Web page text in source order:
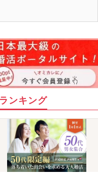
ンキング